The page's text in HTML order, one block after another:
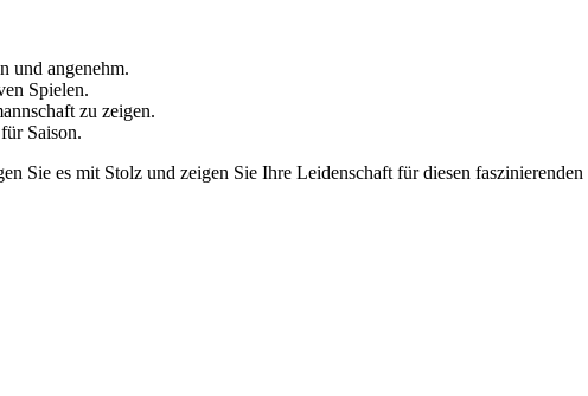
und angenehm.
Spielen.
zu zeigen.
Saison.
Sie es mit Stolz und zeigen Sie Ihre Leidenschaft für diesen faszinierenden